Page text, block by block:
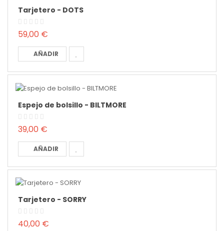
Tarjetero - DOTS
59,00 €
AÑADIR
Espejo de bolsillo - BILTMORE
39,00 €
AÑADIR
Tarjetero - SORRY
40,00 €